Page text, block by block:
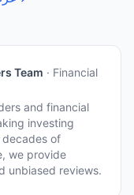
Team · Financial
and financial
investing
decades of
we provide
unbiased reviews.